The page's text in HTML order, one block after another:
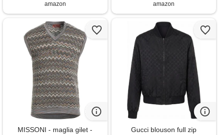
amazon
amazon
MISSONI - maglia gilet -
Gucci blouson full zip